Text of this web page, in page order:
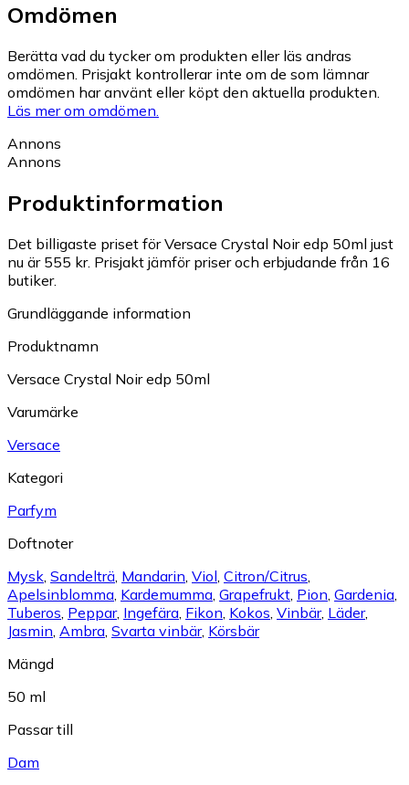
Omdömen
Berätta vad du tycker om produkten eller läs andras
omdömen. Prisjakt kontrollerar inte om de som lämnar
omdömen har använt eller köpt den aktuella produkten.
Läs mer om omdömen.
Annons
Annons
Produktinformation
Det billigaste priset för Versace Crystal Noir edp 50ml just
nu är 555 kr. Prisjakt jämför priser och erbjudande från 16
butiker.
Grundläggande information
Produktnamn
Versace Crystal Noir edp 50ml
Varumärke
Versace
Kategori
Parfym
Doftnoter
Mysk, Sandelträ, Mandarin, Viol, Citron/Citrus,
Apelsinblomma, Kardemumma, Grapefrukt, Pion, Gardenia,
Tuberos, Peppar, Ingefära, Fikon, Kokos, Vinbär, Läder,
Jasmin, Ambra, Svarta vinbär, Körsbär
Mängd
50 ml
Passar till
Dam